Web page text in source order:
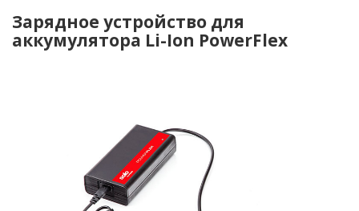
Зарядное устройство для
аккумулятора Li-Ion PowerFlex